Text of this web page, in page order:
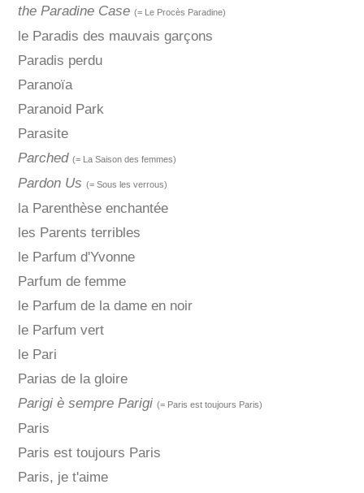
the Paradine Case (= Le Procès Paradine)
le Paradis des mauvais garçons
Paradis perdu
Paranoïa
Paranoid Park
Parasite
Parched (= La Saison des femmes)
Pardon Us (= Sous les verrous)
la Parenthèse enchantée
les Parents terribles
le Parfum d'Yvonne
Parfum de femme
le Parfum de la dame en noir
le Parfum vert
le Pari
Parias de la gloire
Parigi è sempre Parigi (= Paris est toujours Paris)
Paris
Paris est toujours Paris
Paris, je t'aime